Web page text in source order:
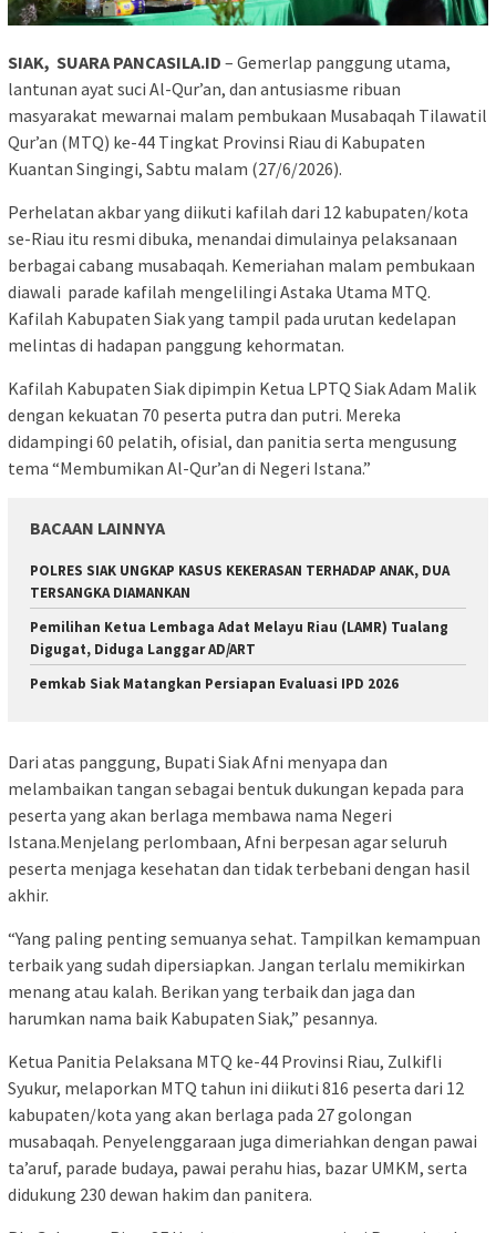
SIAK, SUARA PANCASILA.ID – Gemerlap panggung utama,
lantunan ayat suci Al-Qur’an, dan antusiasme ribuan
masyarakat mewarnai malam pembukaan Musabaqah Tilawatil
Qur’an (MTQ) ke-44 Tingkat Provinsi Riau di Kabupaten
Kuantan Singingi, Sabtu malam (27/6/2026).
Perhelatan akbar yang diikuti kafilah dari 12 kabupaten/kota
se-Riau itu resmi dibuka, menandai dimulainya pelaksanaan
berbagai cabang musabaqah. Kemeriahan malam pembukaan
diawali parade kafilah mengelilingi Astaka Utama MTQ.
Kafilah Kabupaten Siak yang tampil pada urutan kedelapan
melintas di hadapan panggung kehormatan.
Kafilah Kabupaten Siak dipimpin Ketua LPTQ Siak Adam Malik
dengan kekuatan 70 peserta putra dan putri. Mereka
didampingi 60 pelatih, ofisial, dan panitia serta mengusung
tema “Membumikan Al-Qur’an di Negeri Istana.”
BACAAN LAINNYA
POLRES SIAK UNGKAP KASUS KEKERASAN TERHADAP ANAK, DUA
TERSANGKA DIAMANKAN
Pemilihan Ketua Lembaga Adat Melayu Riau (LAMR) Tualang
Digugat, Diduga Langgar AD/ART
Pemkab Siak Matangkan Persiapan Evaluasi IPD 2026
Dari atas panggung, Bupati Siak Afni menyapa dan
melambaikan tangan sebagai bentuk dukungan kepada para
peserta yang akan berlaga membawa nama Negeri
Istana.Menjelang perlombaan, Afni berpesan agar seluruh
peserta menjaga kesehatan dan tidak terbebani dengan hasil
akhir.
“Yang paling penting semuanya sehat. Tampilkan kemampuan
terbaik yang sudah dipersiapkan. Jangan terlalu memikirkan
menang atau kalah. Berikan yang terbaik dan jaga dan
harumkan nama baik Kabupaten Siak,” pesannya.
Ketua Panitia Pelaksana MTQ ke-44 Provinsi Riau, Zulkifli
Syukur, melaporkan MTQ tahun ini diikuti 816 peserta dari 12
kabupaten/kota yang akan berlaga pada 27 golongan
musabaqah. Penyelenggaraan juga dimeriahkan dengan pawai
ta’aruf, parade budaya, pawai perahu hias, bazar UMKM, serta
didukung 230 dewan hakim dan panitera.